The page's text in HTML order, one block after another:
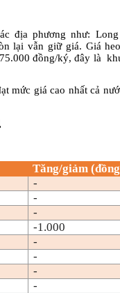
địa phương như:
lại vẫn giữ giá. Giá
đồng/ký, đây là
mức giá cao nhất cả
Tăng/giảm
-
-
-
-1.000
-
-
-
-